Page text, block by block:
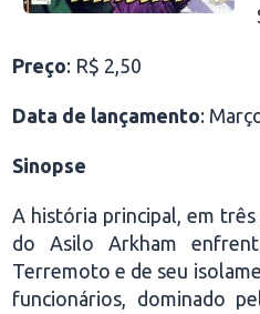
Preço: R$ 2,50
Data de lançamento:
Sinopse
A história principal, em
do Asilo Arkham
Terremoto e de seu
funcionários, dominado